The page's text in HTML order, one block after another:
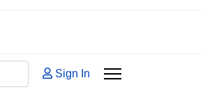
Sign In